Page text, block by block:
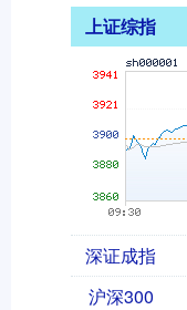
上证综指
深证成指
沪深300